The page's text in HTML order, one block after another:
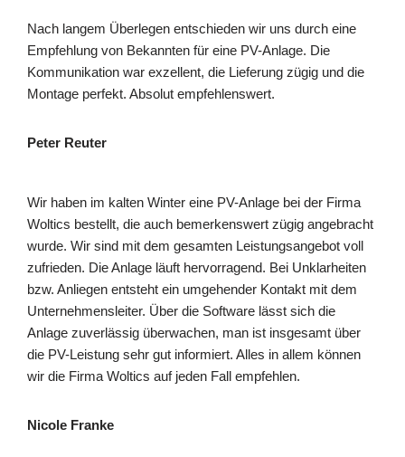
Nach langem Überlegen entschieden wir uns durch eine
Empfehlung von Bekannten für eine PV-Anlage. Die
Kommunikation war exzellent, die Lieferung zügig und die
Montage perfekt. Absolut empfehlenswert.
Peter Reuter
Wir haben im kalten Winter eine PV-Anlage bei der Firma
Woltics bestellt, die auch bemerkenswert zügig angebracht
wurde. Wir sind mit dem gesamten Leistungsangebot voll
zufrieden. Die Anlage läuft hervorragend. Bei Unklarheiten
bzw. Anliegen entsteht ein umgehender Kontakt mit dem
Unternehmensleiter. Über die Software lässt sich die
Anlage zuverlässig überwachen, man ist insgesamt über
die PV-Leistung sehr gut informiert. Alles in allem können
wir die Firma Woltics auf jeden Fall empfehlen.
Nicole Franke